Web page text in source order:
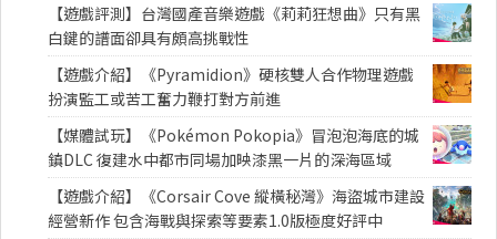
【遊戲評測】台灣國產音樂遊戲《莉莉狂想曲》只有黑
白鍵的譜面卻具有頗高挑戰性
【遊戲介紹】《Pyramidion》硬核雙人合作物理遊戲
扮演監工或苦工奮力鞭打對方前進
【媒體試玩】《Pokémon Pokopia》冒泡泡海底的城
鎮DLC 復建水中都市同場加映漆黑一片的深海區域
【遊戲介紹】《Corsair Cove 縱橫秘灣》海盜城市建設
經營新作 包含海戰與探索等要素1.0版極度好評中